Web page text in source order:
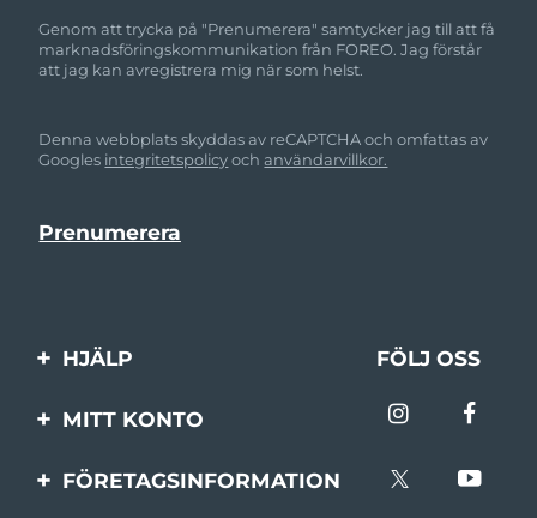
Genom att trycka på "Prenumerera" samtycker jag till att få
marknadsföringskommunikation från FOREO. Jag förstår
att jag kan avregistrera mig när som helst.
Denna webbplats skyddas av reCAPTCHA och omfattas av
Googles integritetspolicyochanvändarvillkor.
HJÄLP
Kontakta oss
FÖLJ OSS
MITT KONTO
Produktregistrering
FÖRETAGSINFORMATION